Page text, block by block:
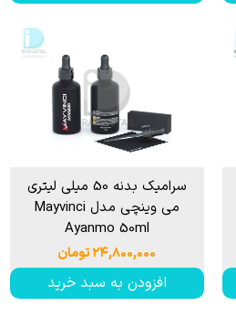
سرامیک بدنه 50 میلی لیتری
می وینچی مدل Mayvinci
Ayanmo 50ml
۲۴,۸۰۰,۰۰۰ تومان
افزودن به سبد خرید